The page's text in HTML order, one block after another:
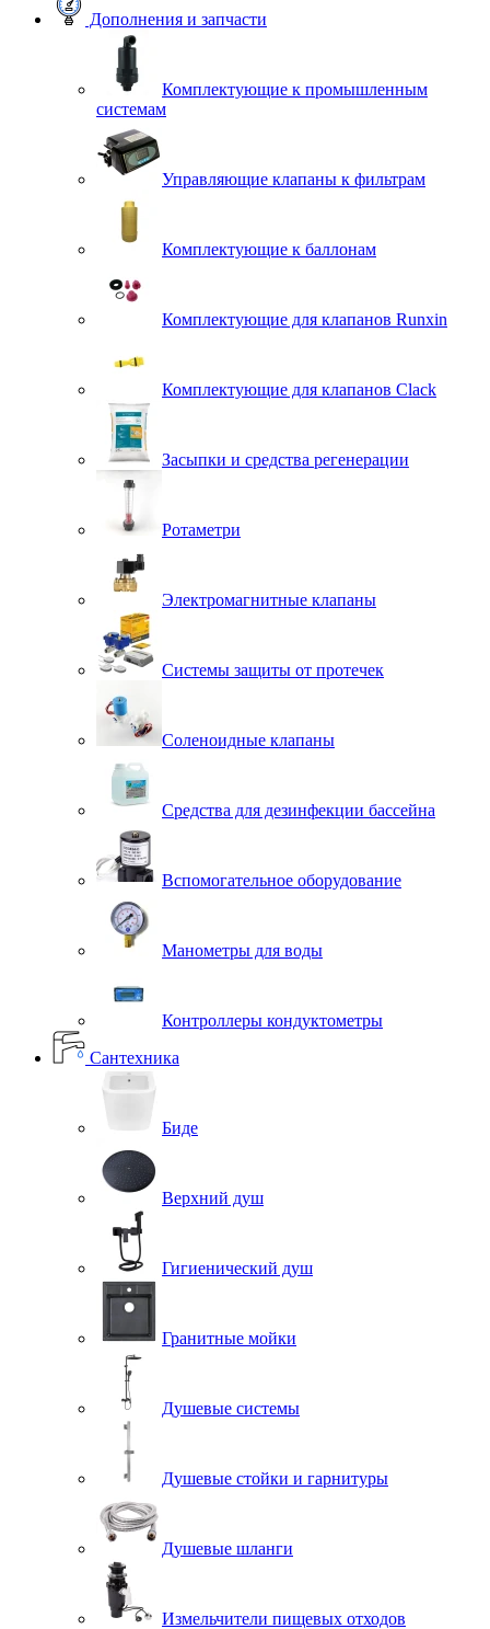
Дополнения и запчасти
Комплектующие к промышленным
системам
Управляющие клапаны к фильтрам
Комплектующие к баллонам
Комплектующие для клапанов Runxin
Комплектующие для клапанов Clack
Засыпки и средства регенерации
Ротаметри
Электромагнитные клапаны
Системы защиты от протечек
Соленоидные клапаны
Средства для дезинфекции бассейна
Вспомогательное оборудование
Манометры для воды
Контроллеры кондуктометры
Сантехника
Биде
Верхний душ
Гигиенический душ
Гранитные мойки
Душевые системы
Душевые стойки и гарнитуры
Душевые шланги
Измельчители пищевых отходов